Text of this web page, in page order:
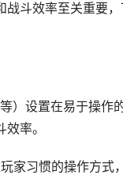
斗效率至关重要
）设置在易于操作
率。
家习惯的操作方式